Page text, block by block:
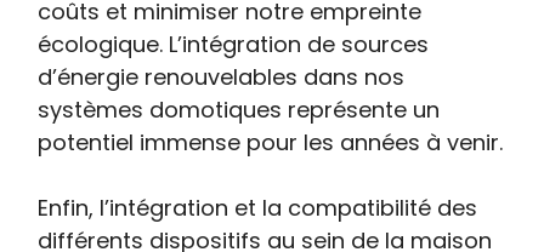
coûts et minimiser notre empreinte
écologique. L’intégration de sources
d’énergie renouvelables dans nos
systèmes domotiques représente un
potentiel immense pour les années à venir.
Enfin, l’intégration et la compatibilité des
différents dispositifs au sein de la maison